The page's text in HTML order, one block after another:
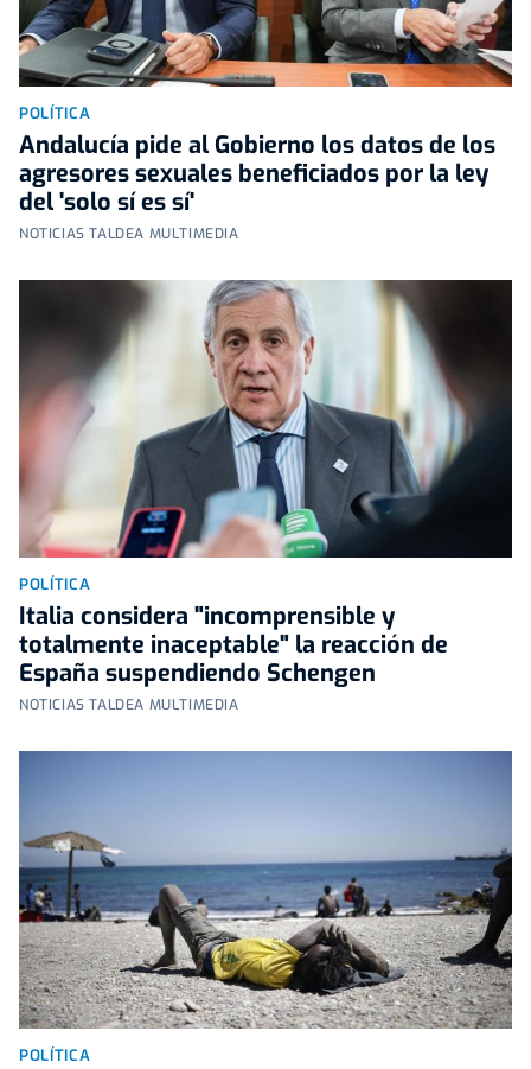
POLÍTICA
Andalucía pide al Gobierno los datos de los
agresores sexuales beneficiados por la ley
del 'solo sí es sí'
NOTICIAS TALDEA MULTIMEDIA
POLÍTICA
Italia considera "incomprensible y
totalmente inaceptable" la reacción de
España suspendiendo Schengen
NOTICIAS TALDEA MULTIMEDIA
POLÍTICA